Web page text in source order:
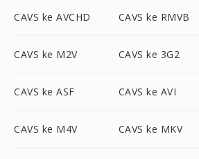
CAVS ke AVCHD CAVS ke RMVB
CAVS ke M2V CAVS ke 3G2
CAVS ke ASF CAVS ke AVI
CAVS ke M4V CAVS ke MKV